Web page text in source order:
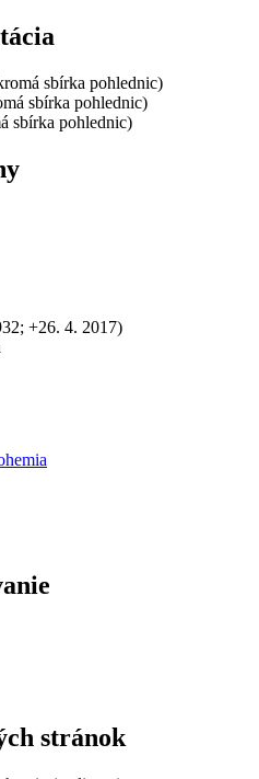
sbírka pohlednic)
sbírka pohlednic)
sbírka pohlednic)
+26. 4. 2017)
stránok